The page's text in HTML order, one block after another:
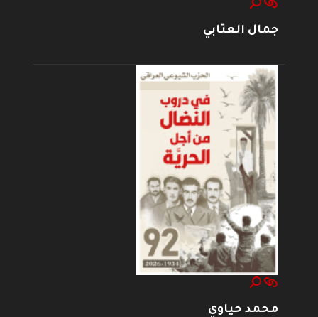
جمال العتابي
محمد حياوي